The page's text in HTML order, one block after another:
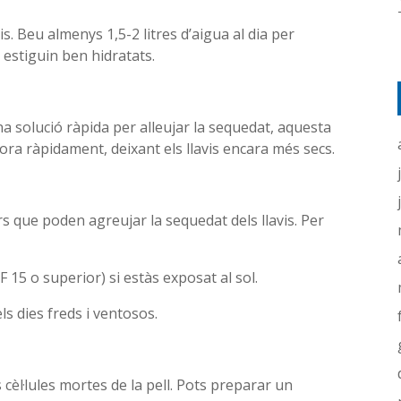
Beu almenys 1,5-2 litres d’aigua al dia per
ben hidratats.
solució ràpida per alleujar la sequedat, aquesta
ràpidament, deixant els llavis encara més secs.
que poden agreujar la sequedat dels llavis. Per
15 o superior) si estàs exposat al sol.
dies freds i ventosos.
mortes de la pell. Pots preparar un